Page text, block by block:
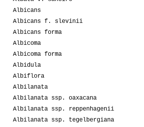
Albicans
Albicans f. slevinii
Albicans forma
Albicoma
Albicoma forma
Albidula
Albiflora
Albilanata
Albilanata ssp. oaxacana
Albilanata ssp. reppenhagenii
Albilanata ssp. tegelbergiana